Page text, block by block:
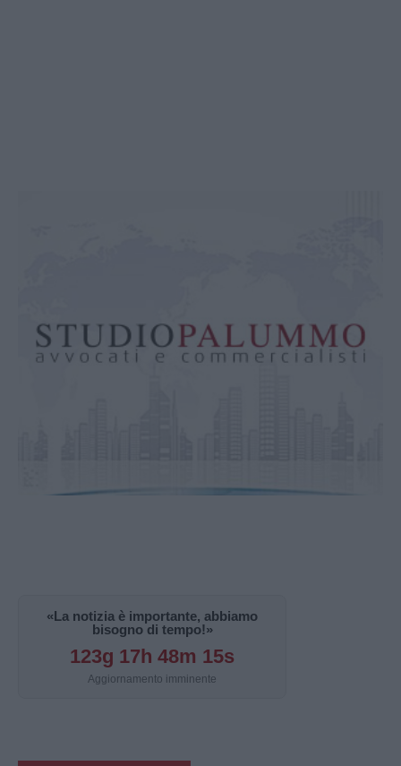
«La notizia è importante, abbiamo
bisogno di tempo!»
123g 17h 48m 13s
Aggiornamento imminente